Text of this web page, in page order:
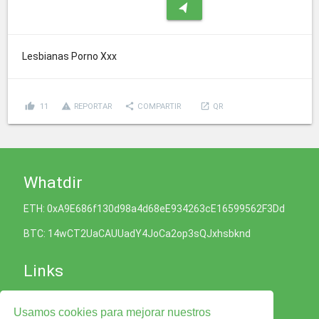
Usamos cookies para mejorar nuestros
navigation
Lesbianas Porno Xxx
thumb_up 11 report_problem REPORTAR share COMPARTIR launch QR
Whatdir
ETH: 0xA9E686f130d98a4d68eE934263cE16599562F3Dd
BTC: 14wCT2UaCAUUadY4JoCa2op3sQJxhsbknd
Links
Política de Privacidad